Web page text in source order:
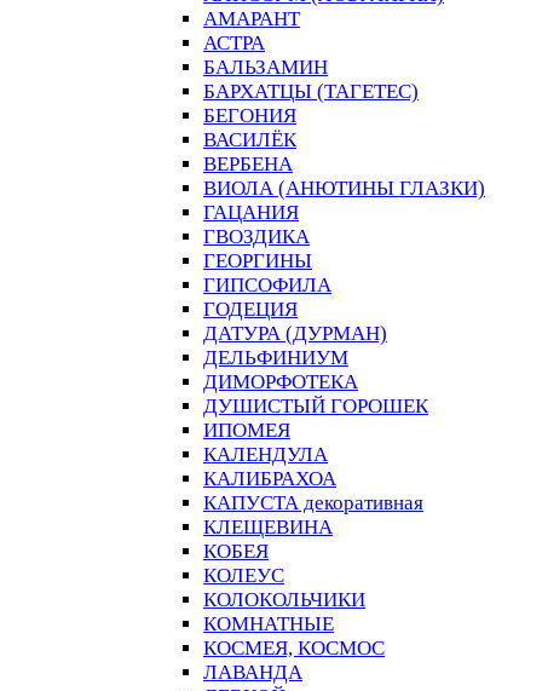
АМАРАНТ
АСТРА
БАЛЬЗАМИН
БАРХАТЦЫ (ТАГЕТЕС)
БЕГОНИЯ
ВАСИЛЁК
ВЕРБЕНА
ВИОЛА (АНЮТИНЫ ГЛАЗКИ)
ГАЦАНИЯ
ГВОЗДИКА
ГЕОРГИНЫ
ГИПСОФИЛА
ГОДЕЦИЯ
ДАТУРА (ДУРМАН)
ДЕЛЬФИНИУМ
ДИМОРФОТЕКА
ДУШИСТЫЙ ГОРОШЕК
ИПОМЕЯ
КАЛЕНДУЛА
КАЛИБРАХОА
КАПУСТА декоративная
КЛЕЩЕВИНА
КОБЕЯ
КОЛЕУС
КОЛОКОЛЬЧИКИ
КОМНАТНЫЕ
КОСМЕЯ, КОСМОС
ЛАВАНДА